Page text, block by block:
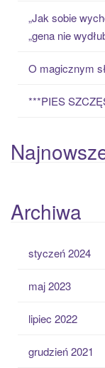
„Jak sobie
„gena nie
O magicznym
***PIES
Archiwa
styczeń 2024
maj 2023
lipiec 2022
grudzień 2021